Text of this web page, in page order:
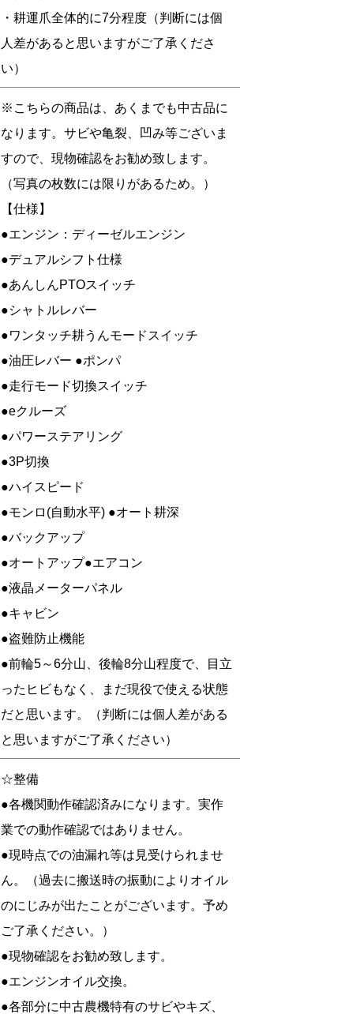
・耕運爪全体的に7分程度（判断には個
人差があると思いますがご了承くださ
い）
※こちらの商品は、あくまでも中古品に
なります。サビや亀裂、凹み等ございま
すので、現物確認をお勧め致します。
（写真の枚数には限りがあるため。）
【仕様】
●エンジン：ディーゼルエンジン
●デュアルシフト仕様
●あんしんPTOスイッチ
●シャトルレバー
●ワンタッチ耕うんモードスイッチ
●油圧レバー ●ポンパ
●走行モード切換スイッチ
●eクルーズ
●パワーステアリング
●3P切換
●ハイスピード
●モンロ(自動水平) ●オート耕深
●バックアップ
●オートアップ●エアコン
●液晶メーターパネル
●キャビン
●盗難防止機能
●前輪5～6分山、後輪8分山程度で、目立
ったヒビもなく、まだ現役で使える状態
だと思います。（判断には個人差がある
と思いますがご了承ください）
☆整備
●各機関動作確認済みになります。実作
業での動作確認ではありません。
●現時点での油漏れ等は見受けられませ
ん。（過去に搬送時の振動によりオイル
のにじみが出たことがございます。予め
ご了承ください。）
●現物確認をお勧め致します。
●エンジンオイル交換。
●各部分に中古農機特有のサビやキズ、